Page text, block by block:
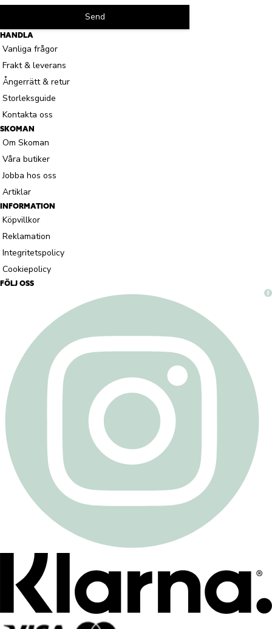
Send
HANDLA
Vanliga frågor
Frakt & leverans
Ångerrätt & retur
Storleksguide
Kontakta oss
SKOMAN
Om Skoman
Våra butiker
Jobba hos oss
Artiklar
INFORMATION
Köpvillkor
Reklamation
Integritetspolicy
Cookiepolicy
FÖLJ OSS